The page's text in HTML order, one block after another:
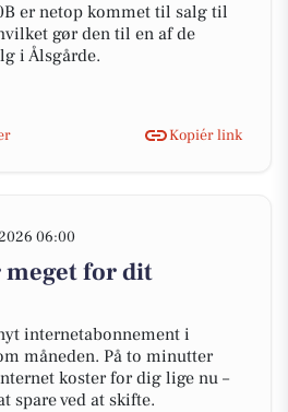
er netop kommet til salg til
gør den til en af de
i Ålsgårde.
Kopiér link
06:00
for dit
internetabonnement i
måneden. På to minutter
koster for dig lige nu –
spare ved at skifte.